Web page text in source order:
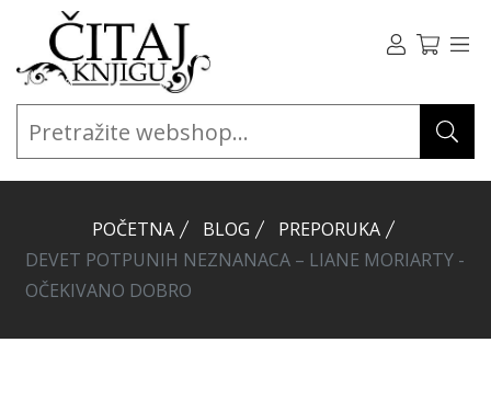
POČETNA BLOG
PREPORUKA
DEVET POTPUNIH NEZNANACA – LIANE MORIARTY -
OČEKIVANO DOBRO